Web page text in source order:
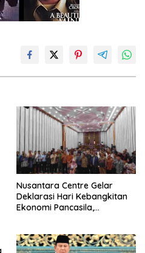
Nusantara Centre Gelar
Deklarasi Hari Kebangkitan
Ekonomi Pancasila,
Penjajahan (Pergolakan